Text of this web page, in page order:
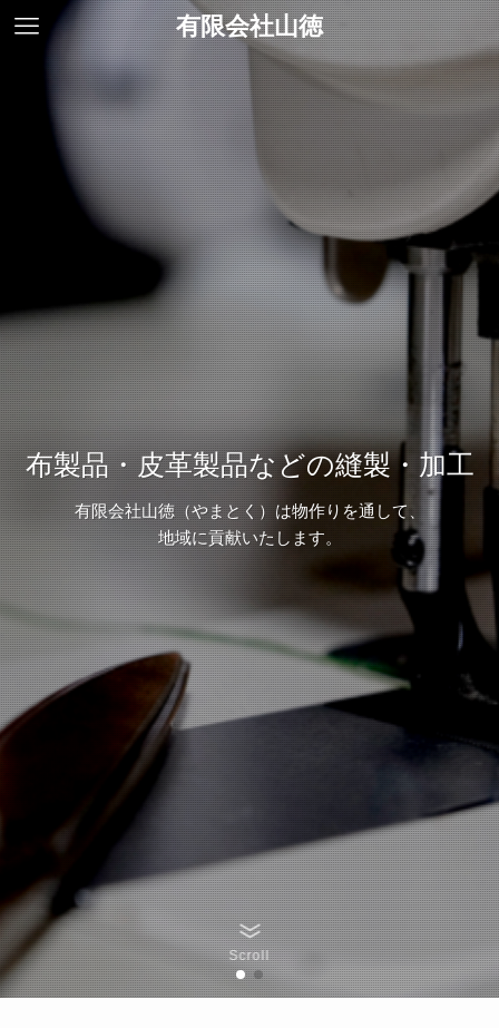
有限会社山徳
布製品・皮革製品などの縫製・加工
有限会社山徳（やまとく）は物作りを通して、
地域に貢献いたします。
Scroll